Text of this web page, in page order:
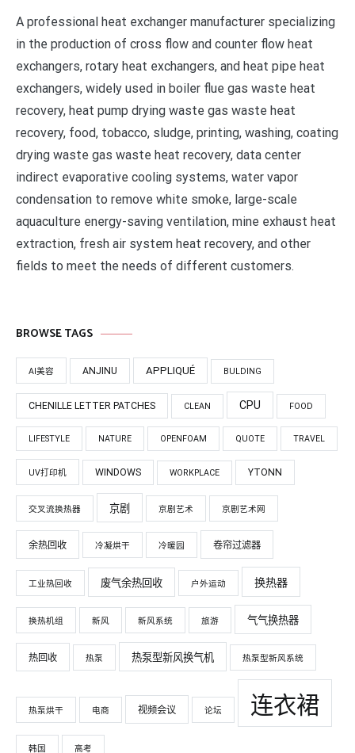
A professional heat exchanger manufacturer specializing
in the production of cross flow and counter flow heat
exchangers, rotary heat exchangers, and heat pipe heat
exchangers, widely used in boiler flue gas waste heat
recovery, heat pump drying waste gas waste heat
recovery, food, tobacco, sludge, printing, washing, coating
drying waste gas waste heat recovery, data center
indirect evaporative cooling systems, water vapor
condensation to remove white smoke, large-scale
aquaculture energy-saving ventilation, mine exhaust heat
extraction, fresh air system heat recovery, and other
fields to meet the needs of different customers.
BROWSE TAGS
AI美容 ANJINU APPLIQUÉ BULDING
CHENILLE LETTER PATCHES CLEAN CPU FOOD
LIFESTYLE NATURE OPENFOAM QUOTE TRAVEL
UV打印机 WINDOWS WORKPLACE YTONN
交叉流换热器 京剧 京剧艺术 京剧艺术网
余热回收 冷凝烘干 冷暖园 卷帘过滤器
工业热回收 废气余热回收 户外运动 换热器
换热机组 新风 新风系统 旅游 气气换热器
热回收 热泵 热泵型新风换气机 热泵型新风系统
热泵烘干 电商 视频会议 论坛 连衣裙
韩国 高考